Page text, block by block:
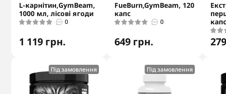
L-карнітин,GymBeam,
1000 мл, лісові ягоди
0
1 119 грн.
FueBurn,GymBeam, 120
капс
0
649 грн.
капс
Під замовлення Під замовлення